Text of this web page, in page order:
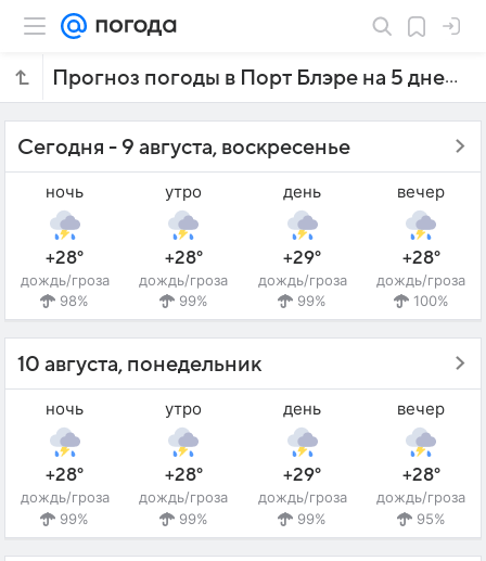
Прогноз погоды в Порт Блэре на 5 дней
Сегодня - 9 августа, воскресенье
ночь
+28°
дождь/гроза
98%
утро
+28°
дождь/гроза
99%
день
+29°
дождь/гроза
99%
вечер
+28°
дождь/гроза
100%
10 августа, понедельник
ночь
+28°
дождь/гроза
99%
утро
+28°
дождь/гроза
99%
день
+29°
дождь/гроза
99%
вечер
+28°
дождь/гроза
95%